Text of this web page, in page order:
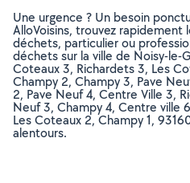
Une urgence ? Un besoin
AlloVoisins, trouvez rapidement
déchets, particulier ou
déchets sur la ville de Noisy-le-
Coteaux 3, Richardets 3, Les
Champy 2, Champy 3, Pave
2, Pave Neuf 4, Centre Ville 3,
Neuf 3, Champy 4, Centre ville
Les Coteaux 2, Champy 1,
alentours.